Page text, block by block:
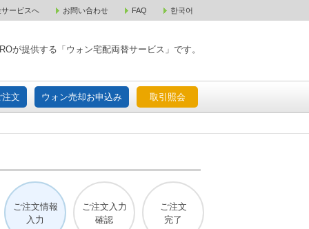
ービスへ お問い合わせ FAQ 한국어
が提供する「ウォン宅配両替サービス」です。
文 ウォン売却お申込み 取引照会
宅配ご注文 ウォン売却お申込み 取引照会
ご注文情報
入力
ご注文入力
確認
ご注文
完了